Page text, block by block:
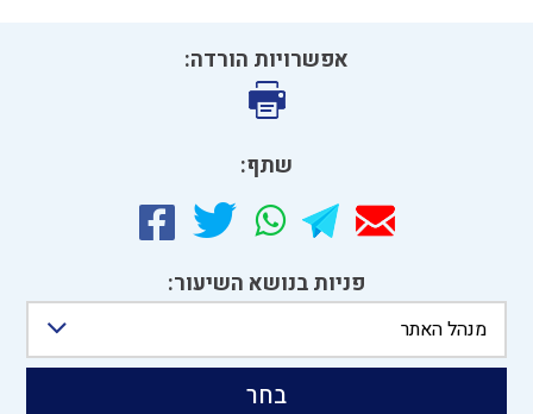
אפשרויות הורדה:
שתף:
פניות בנושא השיעור:
מנהל האתר
בחר